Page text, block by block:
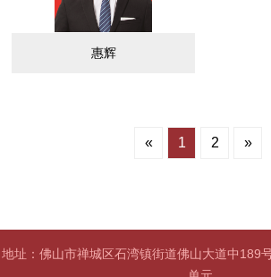
惠辉
« 1 2 »
地址：佛山市禅城区石湾镇街道佛山大道中189